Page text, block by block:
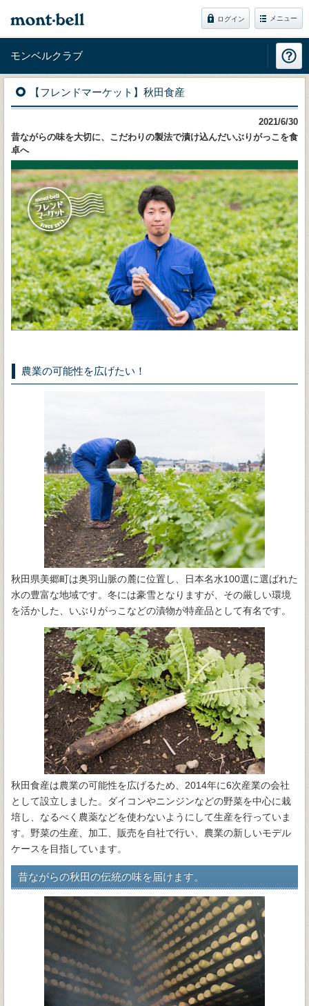
ログイン メニュー
モンベルクラブ
【フレンドマーケット】秋田食産
2021/6/30
昔ながらの味を大切に、こだわりの製法で漬け込んだいぶりがっこを食
卓へ
農業の可能性を広げたい！
秋田県美郷町は奥羽山脈の麓に位置し、日本名水100選に選ばれた
水の豊富な地域です。冬には豪雪となりますが、その厳しい環境
を活かした、いぶりがっこなどの漬物が特産品として有名です。
秋田食産は農業の可能性を広げるため、2014年に6次産業の会社
として設立しました。ダイコンやニンジンなどの野菜を中心に栽
培し、なるべく農薬などを使わないようにして生産を行っていま
す。野菜の生産、加工、販売を自社で行い、農業の新しいモデル
ケースを目指しています。
昔ながらの秋田の伝統の味を届けます。